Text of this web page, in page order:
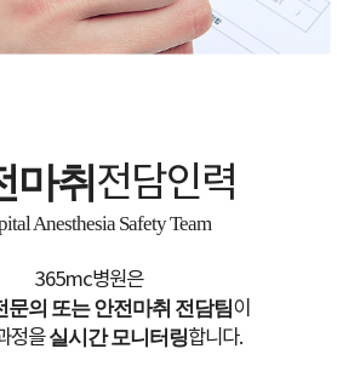
마취 전담인력
Anesthesia Safety Team
365mc병원은
문의 또는 안전마취 전담팀이
정을실시간 모니터링합니다.